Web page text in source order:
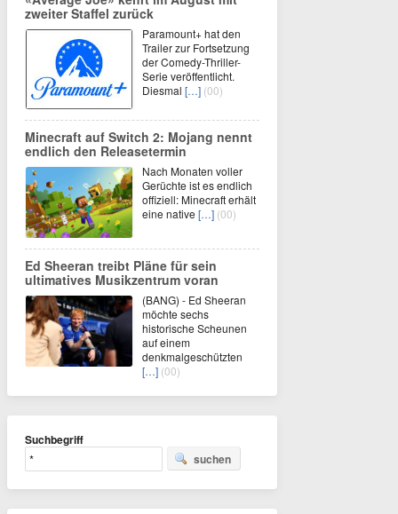
zweiter Staffel zurück
Paramount+ hat den
Trailer zur Fortsetzung
der Comedy-Thriller-
Serie veröffentlicht.
Diesmal […] (00)
Minecraft auf Switch 2: Mojang nennt
endlich den Releasetermin
Nach Monaten voller
Gerüchte ist es endlich
offiziell: Minecraft erhält
eine native […] (00)
Ed Sheeran treibt Pläne für sein
ultimatives Musikzentrum voran
(BANG) - Ed Sheeran
möchte sechs
historische Scheunen
auf einem
denkmalgeschützten
[…] (00)
Suchbegriff
suchen